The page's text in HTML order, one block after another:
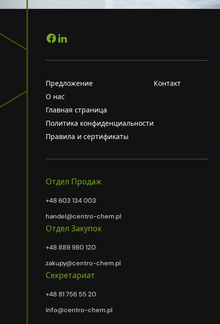
Предложение
О нас
Главная страница
Политика конфиденциальности
Правила и сертификаты
Контакт
Отдел Продаж
+48 603 134 003
handel@centro-chem.pl
Отдел Закупок
+48 889 980 120
zakupy@centro-chem.pl
Секретариат
+48 81 756 55 20
info@centro-chem.pl